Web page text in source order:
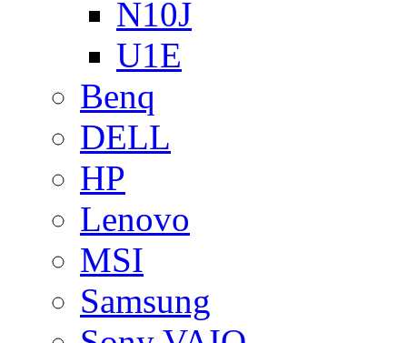
N10J
U1E
Benq
DELL
HP
Lenovo
MSI
Samsung